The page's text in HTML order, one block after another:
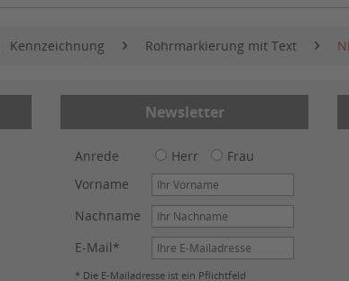
Kennzeichnung Rohrmarkierung mit Text
Newsletter
Anrede Herr
Frau
Vorname
Nachname
E-Mail*
* Die E-Mailadresse ist ein Pflichtfeld